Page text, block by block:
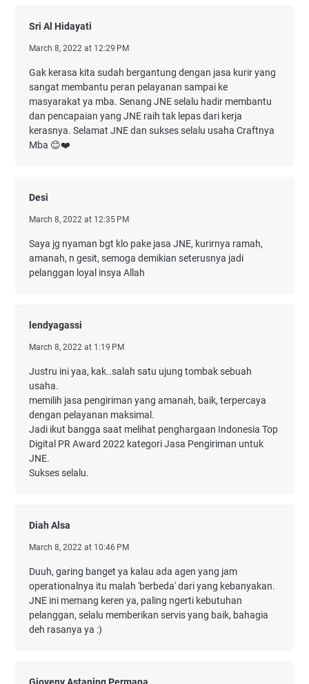
Sri Al Hidayati
March 8, 2022 at 12:29 PM
Gak kerasa kita sudah bergantung dengan jasa kurir yang
sangat membantu peran pelayanan sampai ke
masyarakat ya mba. Senang JNE selalu hadir membantu
dan pencapaian yang JNE raih tak lepas dari kerja
kerasnya. Selamat JNE dan sukses selalu usaha Craftnya
Mba 😊❤️
Desi
March 8, 2022 at 12:35 PM
Saya jg nyaman bgt klo pake jasa JNE, kurirnya ramah,
amanah, n gesit, semoga demikian seterusnya jadi
pelanggan loyal insya Allah
lendyagassi
March 8, 2022 at 1:19 PM
Justru ini yaa, kak..salah satu ujung tombak sebuah
usaha.
memilih jasa pengiriman yang amanah, baik, terpercaya
dengan pelayanan maksimal.
Jadi ikut bangga saat melihat penghargaan Indonesia Top
Digital PR Award 2022 kategori Jasa Pengiriman untuk
JNE.
Sukses selalu.
Diah Alsa
March 8, 2022 at 10:46 PM
Duuh, garing banget ya kalau ada agen yang jam
operationalnya itu malah 'berbeda' dari yang kebanyakan.
JNE ini memang keren ya, paling ngerti kebutuhan
pelanggan, selalu memberikan servis yang baik, bahagia
deh rasanya ya :)
Gioveny Astaning Permana